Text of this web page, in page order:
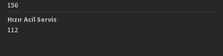
156
Hızır Acil Servis
112